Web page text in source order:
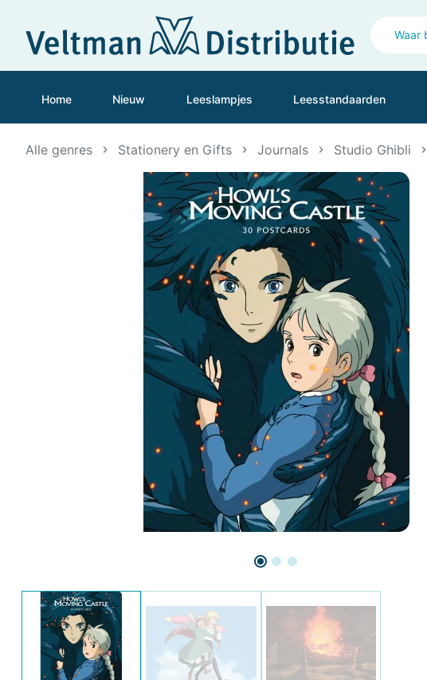
Home Nieuw Leeslampjes Leesstandaarden
Alle genres Stationery en Gifts Journals Studio Ghibli